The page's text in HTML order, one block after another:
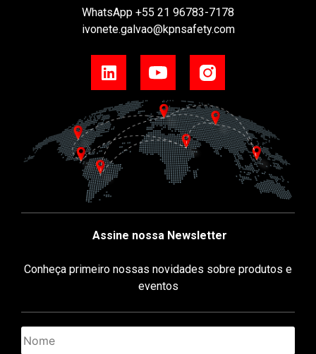
WhatsApp +55 21 96783-7178
ivonete.galvao@kpnsafety.com
Assine nossa Newsletter
Conheça primeiro nossas novidades sobre produtos e
eventos